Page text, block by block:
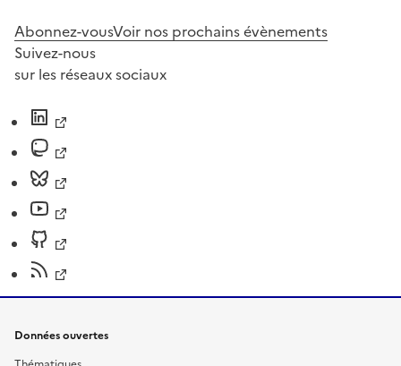
Abonnez-vousVoir nos prochains évènements
Suivez-nous
sur les réseaux sociaux
Données ouvertes